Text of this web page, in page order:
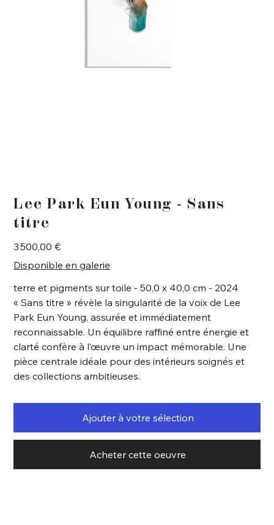
Lee Park Eun Young - Sans
titre
Prix
3 500,00 €
Disponible en galerie
terre et pigments sur toile - 50,0 x 40,0 cm - 2024
« Sans titre » révèle la singularité de la voix de Lee
Park Eun Young, assurée et immédiatement
reconnaissable. Un équilibre raffiné entre énergie et
clarté confère à l’œuvre un impact mémorable. Une
pièce centrale idéale pour des intérieurs soignés et
des collections ambitieuses.
Ajouter à votre sélection
Acheter cette oeuvre